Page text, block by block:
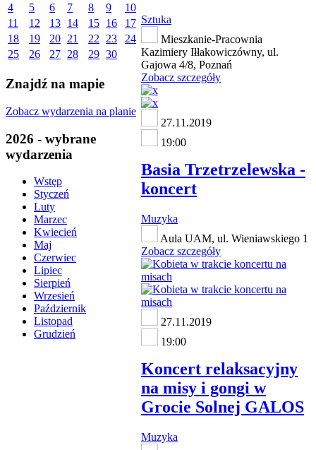
4
5 6 7 8 9
10
11
12 13 14 15 16
17
18
19 20 21 22 23
24
25
26 27 28 29 30
Znajdź na mapie
Zobacz wydarzenia na planie
2026 - wybrane
wydarzenia
Wstęp
Styczeń
Luty
Marzec
Kwiecień
Maj
Czerwiec
Lipiec
Sierpień
Wrzesień
Październik
Listopad
Grudzień
Sztuka
Mieszkanie-Pracownia
Kazimiery Iłłakowiczówny, ul.
Gajowa 4/8, Poznań
Zobacz szczegóły
27.11.2019
19:00
Basia Trzetrzelewska -
koncert
Muzyka
Aula UAM, ul. Wieniawskiego 1
Zobacz szczegóły
27.11.2019
19:00
Koncert relaksacyjny
na misy i gongi w
Grocie Solnej GALOS
Muzyka